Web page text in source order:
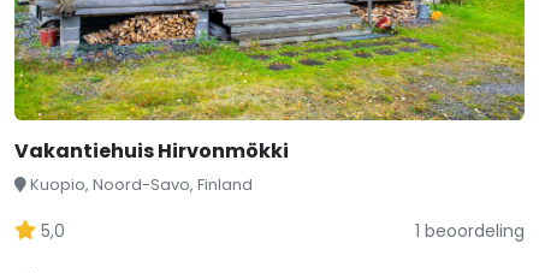
Vakantiehuis Hirvonmökki
Kuopio, Noord-Savo, Finland
5,0 1 beoordeling